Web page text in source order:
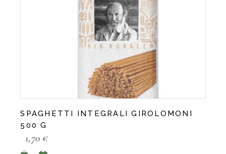
SPAGHETTI INTEGRALI GIROLOMONI
500 G
1,70 €